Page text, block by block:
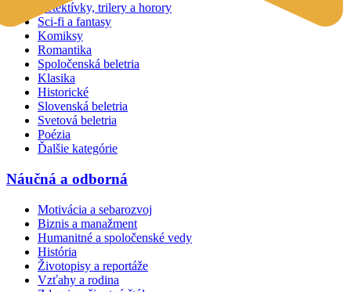
Detektívky, trilery a horory
Sci-fi a fantasy
Komiksy
Romantika
Spoločenská beletria
Klasika
Historické
Slovenská beletria
Svetová beletria
Poézia
Ďalšie kategórie
Náučná a odborná
Motivácia a sebarozvoj
Biznis a manažment
Humanitné a spoločenské vedy
História
Životopisy a reportáže
Vzťahy a rodina